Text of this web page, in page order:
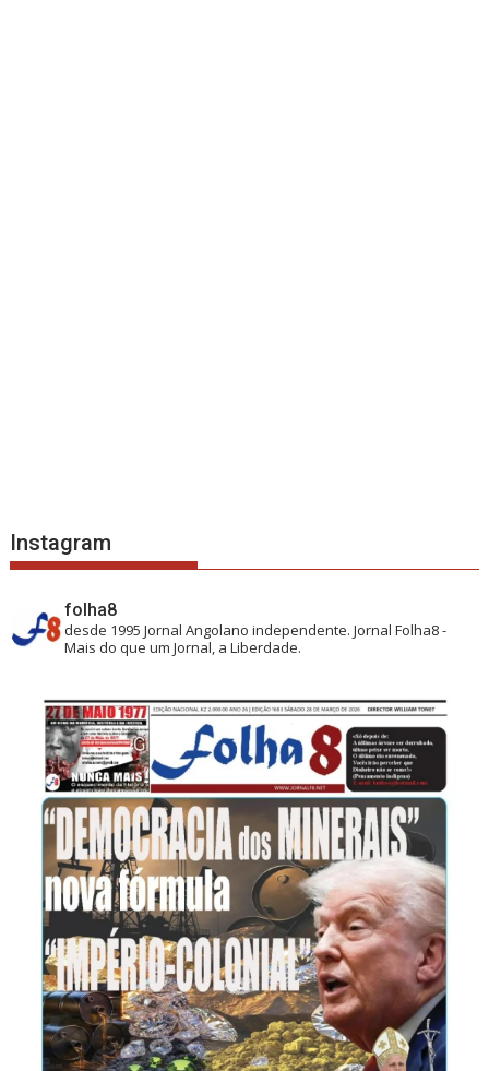
Instagram
folha8
desde 1995 Jornal Angolano independente.Jornal Folha8 -
Mais do que um Jornal, a Liberdade.